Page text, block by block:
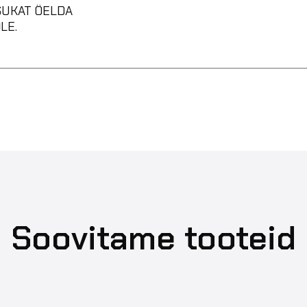
ÖELDA
Soovitame tooteid